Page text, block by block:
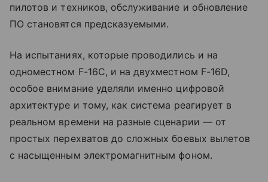
пилотов и техников, обслуживание и обновление
ПО становятся предсказуемыми.
На испытаниях, которые проводились и на
одноместном F-16C, и на двухместном F-16D,
особое внимание уделяли именно цифровой
архитектуре и тому, как система реагирует в
реальном времени на разные сценарии — от
простых перехватов до сложных боевых вылетов
с насыщенным электромагнитным фоном.